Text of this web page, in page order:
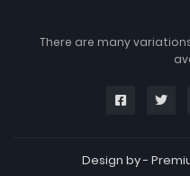
There are many
Design by -